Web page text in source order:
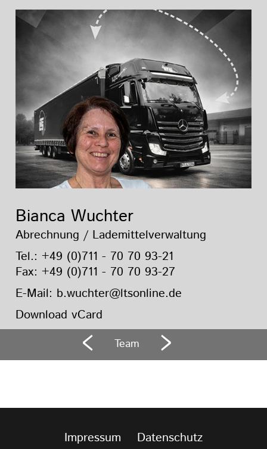
Bianca Wuchter
Abrechnung / Lademittelverwaltung
Tel.:+49 (0)711 - 70 70 93-21
Fax: +49 (0)711 - 70 70 93-27
E-Mail: b.wuchter@ltsonline.de
Download vCard
Team
Impressum Datenschutz